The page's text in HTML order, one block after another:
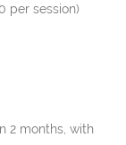
per session)
2 months, with